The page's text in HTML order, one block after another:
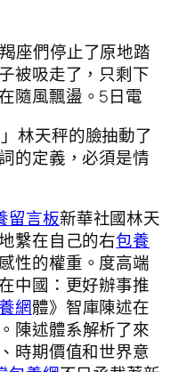
座們停止了原地踏
被吸走了，只剩下
隨風飄盪。5日電
林天秤的臉抽動了
的定義，必須是情
留言板新華社國林天
繫在自己的右包養
性的權重。度高端
中國：更好辦事推
網體》智庫陳述在
陳述體系解析了來
時期價值和世界意